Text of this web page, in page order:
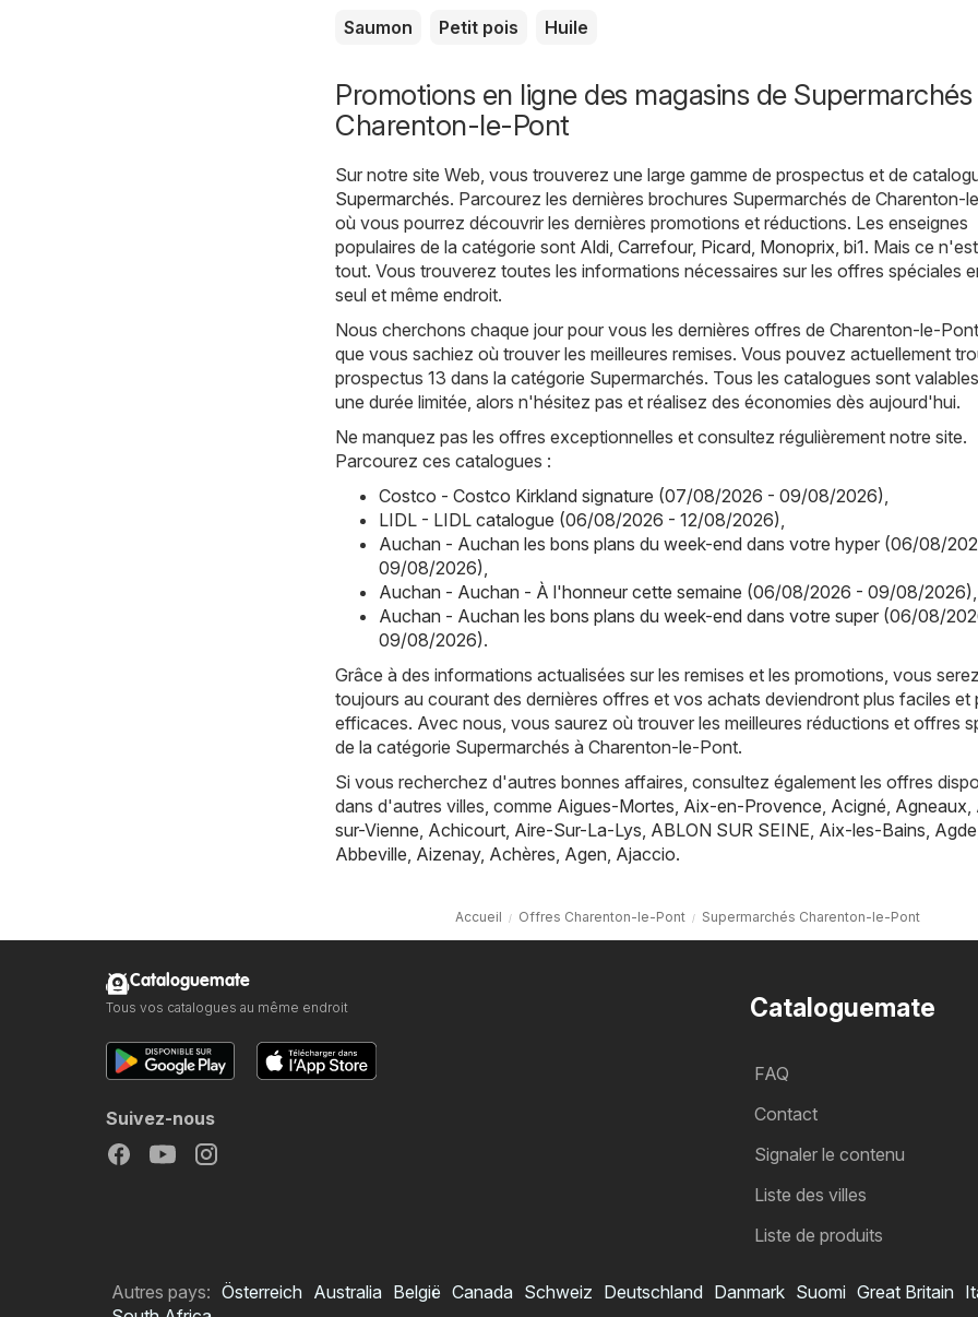
Saumon Petit pois Huile
Promotions en ligne des magasins de Supermarchés
Charenton-le-Pont
Sur notre site Web, vous trouverez une large gamme de prospectus et de
Supermarchés. Parcourez les dernières brochures Supermarchés de Charenton-
où vous pourrez découvrir les dernières promotions et réductions. Les enseignes
populaires de la catégorie sont Aldi, Carrefour, Picard, Monoprix, bi1. Mais ce
tout. Vous trouverez toutes les informations nécessaires sur les offres spéciales
seul et même endroit.
Nous cherchons chaque jour pour vous les dernières offres de Charenton-le-
que vous sachiez où trouver les meilleures remises. Vous pouvez actuellement
prospectus 13 dans la catégorie Supermarchés. Tous les catalogues sont
une durée limitée, alors n'hésitez pas et réalisez des économies dès aujourd'hui.
Ne manquez pas les offres exceptionnelles et consultez régulièrement notre site.
Parcourez ces catalogues :
Costco - Costco Kirkland signature (07/08/2026 - 09/08/2026),
LIDL - LIDL catalogue (06/08/2026 - 12/08/2026),
Auchan - Auchan les bons plans du week-end dans votre hyper (06/08/
09/08/2026),
Auchan - Auchan - À l'honneur cette semaine (06/08/2026 - 09/08/2026),
Auchan - Auchan les bons plans du week-end dans votre super (06/08/
09/08/2026).
Grâce à des informations actualisées sur les remises et les promotions, vous serez
toujours au courant des dernières offres et vos achats deviendront plus faciles et
efficaces. Avec nous, vous saurez où trouver les meilleures réductions et offres
de la catégorie Supermarchés à Charenton-le-Pont.
Si vous recherchez d'autres bonnes affaires, consultez également les offres
dans d'autres villes, comme Aigues-Mortes, Aix-en-Provence, Acigné, Agneaux,
sur-Vienne, Achicourt, Aire-Sur-La-Lys, ABLON SUR SEINE, Aix-les-Bains, Agde
Abbeville, Aizenay, Achères, Agen, Ajaccio.
Accueil Offres Charenton-le-Pont Supermarchés Charenton-le-Pont
Cataloguemate
FAQ
Contact
Signaler le contenu
Liste des villes
Liste de produits
Cataloguemate
Tous vos catalogues au même endroit
Suivez-nous
Autres pays: Österreich Australia België Canada Schweiz Deutschland Danmark Suomi Great Britain